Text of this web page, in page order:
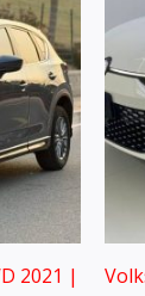
2021 |